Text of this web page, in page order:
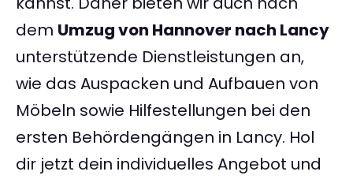
dem Umzug von Hannover nach Lancy
unterstützende Dienstleistungen an,
wie das Auspacken und Aufbauen von
Möbeln sowie Hilfestellungen bei den
ersten Behördengängen in Lancy. Hol
dir jetzt dein individuelles Angebot und